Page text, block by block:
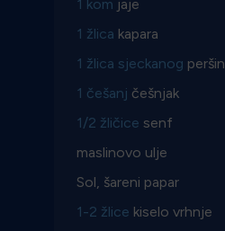
1 kom jaje
1 žlica kapara
1 žlica sjeckanog peršin
1 češanj češnjak
1/2 žličice senf
maslinovo ulje
Sol, šareni papar
1-2 žlice kiselo vrhnje